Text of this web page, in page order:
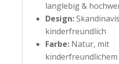
langlebig &
Design:
kinderfreundlich
Farbe:Natur, mit